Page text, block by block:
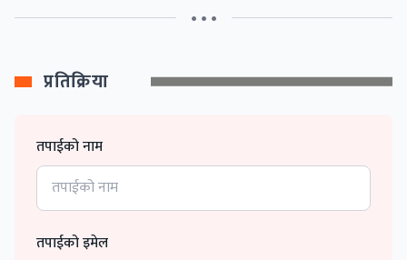
• • •
प्रतिक्रिया
तपाईको नाम
तपाईको इमेल